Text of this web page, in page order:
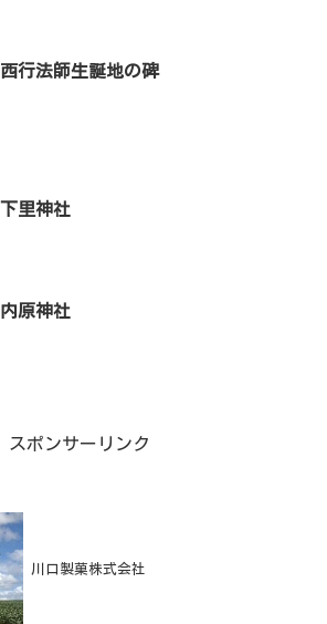
西行法師生誕地の碑
下里神社
内原神社
スポンサーリンク
川口製菓株式会社